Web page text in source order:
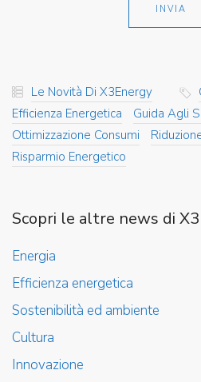
Le Novità Di X3Energy
Efficienza Energetica
Guida Agli
Ottimizzazione Consumi
Risparmio Energetico
Scopri le altre news di
Energia
Efficienza energetica
Sostenibilità ed ambiente
Cultura
Innovazione